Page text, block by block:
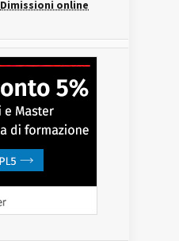
Dimissioni online